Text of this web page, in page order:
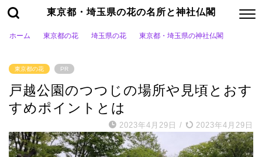
東京都・埼玉県の花の名所と神社仏閣
ホーム 東京都の花 埼玉県の花 東京都・埼玉県の神社仏閣
東京都の花 PR
戸越公園のつつじの場所や見頃とおす
すめポイントとは
2023年4月29日 / 2023年4月29日